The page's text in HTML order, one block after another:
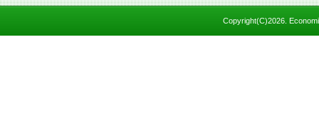
Copyright(C)2026.